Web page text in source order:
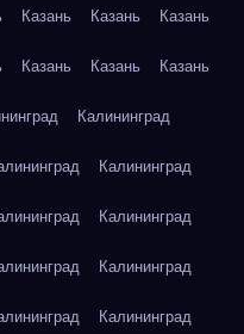
Казань Казань Казань
Казань Казань Казань
Калининград
Калининград
Калининград
Калининград
Калининград